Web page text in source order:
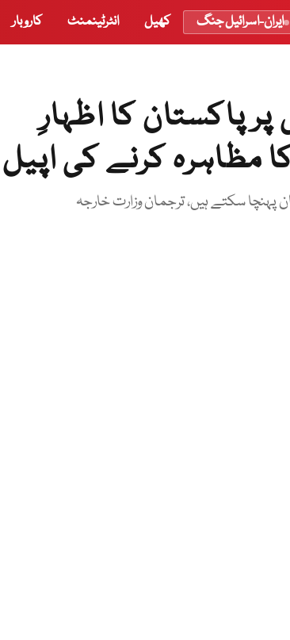
ایران-اسرائیل جنگ کھیل انٹرٹینمنٹ کاروبار
پاکستان کا اظہارِ
مظاہرہ کرنے کی اپیل
سکتے ہیں، ترجمان وزارت خارجہ